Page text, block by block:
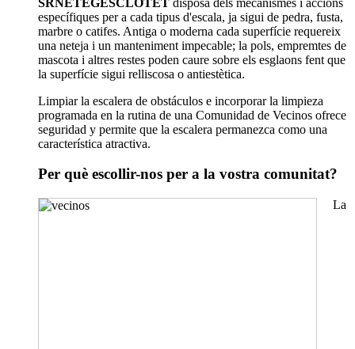
específiques per a cada tipus d'escala, ja sigui de pedra, fusta,
marbre o catifes. Antiga o moderna cada superfície requereix
una neteja i un manteniment impecable; la pols, empremtes de
mascota i altres restes poden caure sobre els esglaons fent que
la superfície sigui relliscosa o antiestètica.
Limpiar la escalera de obstáculos e incorporar la limpieza
programada en la rutina de una Comunidad de Vecinos ofrece
seguridad y permite que la escalera permanezca como una
característica atractiva.
Per què escollir-nos per a la vostra comunitat?
La